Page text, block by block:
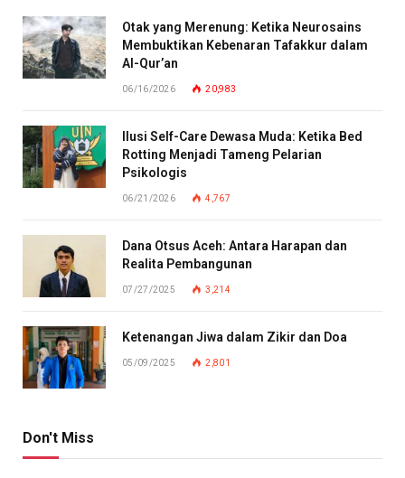
Otak yang Merenung: Ketika Neurosains
Membuktikan Kebenaran Tafakkur dalam
Al-Qur’an
06/16/2026 20,983
Ilusi Self-Care Dewasa Muda: Ketika Bed
Rotting Menjadi Tameng Pelarian
Psikologis
06/21/2026 4,767
Dana Otsus Aceh: Antara Harapan dan
Realita Pembangunan
07/27/2025 3,214
Ketenangan Jiwa dalam Zikir dan Doa
05/09/2025 2,801
Don't Miss